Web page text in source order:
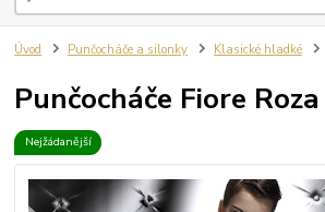
Úvod Punčocháče a silonky Klasické hladké
Punčocháče Fiore Roza
Nejžádanější